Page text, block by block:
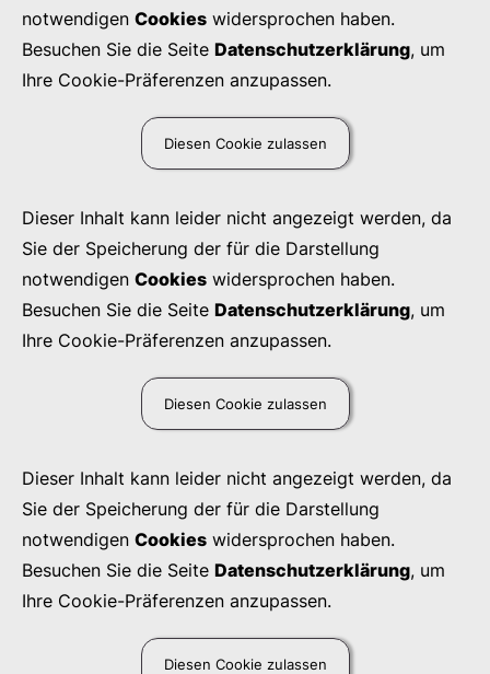
notwendigen Cookies widersprochen haben.
Besuchen Sie die Seite Datenschutzerklärung, um
Ihre Cookie-Präferenzen anzupassen.
Diesen Cookie zulassen
Dieser Inhalt kann leider nicht angezeigt werden, da
Sie der Speicherung der für die Darstellung
notwendigen Cookies widersprochen haben.
Besuchen Sie die Seite Datenschutzerklärung, um
Ihre Cookie-Präferenzen anzupassen.
Diesen Cookie zulassen
Dieser Inhalt kann leider nicht angezeigt werden, da
Sie der Speicherung der für die Darstellung
notwendigen Cookies widersprochen haben.
Besuchen Sie die Seite Datenschutzerklärung, um
Ihre Cookie-Präferenzen anzupassen.
Diesen Cookie zulassen